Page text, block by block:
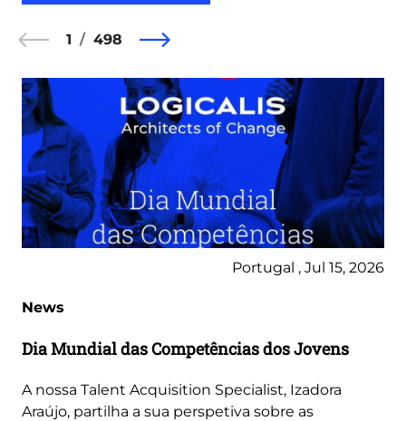
1 498
Portugal , Jul 15, 2026
News
Dia Mundial das Competências dos Jovens
A nossa Talent Acquisition Specialist, Izadora
Araújo, partilha a sua perspetiva sobre as